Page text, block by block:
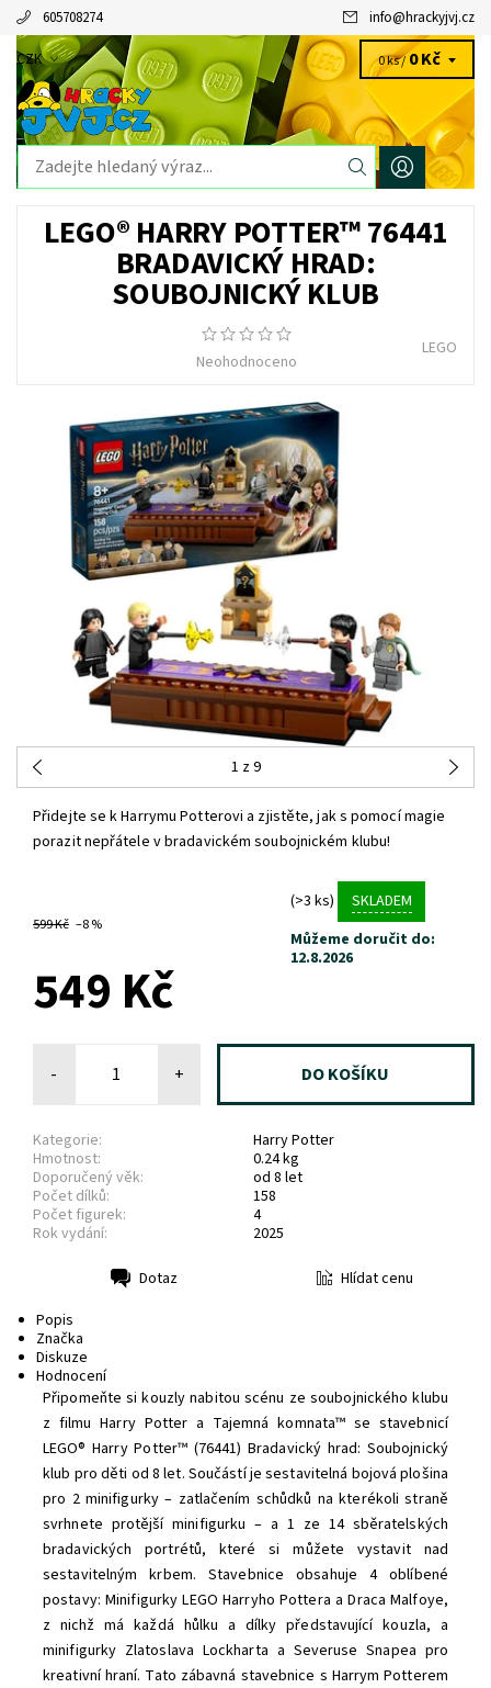
605708274 info@hrackyjvj.cz
CZK 0 ks /0 Kč
LEGO® HARRY POTTER™ 76441
BRADAVICKÝ HRAD:
SOUBOJNICKÝ KLUB
Neohodnoceno
LEGO
1 z 9
Přidejte se k Harrymu Potterovi a zjistěte, jak s pomocí magie
porazit nepřátele v bradavickém soubojnickém klubu!
599 Kč –8 %
(>3 ks)
SKLADEM
Můžeme doručit do:
12.8.2026
549 Kč
- +
Kategorie:
Harry Potter
Hmotnost:
0.24 kg
Doporučený věk:
od 8 let
Počet dílků:
158
Počet figurek:
4
Rok vydání:
2025
Dotaz
Hlídat cenu
Popis
Značka
Diskuze
Hodnocení
Připomeňte si kouzly nabitou scénu ze soubojnického klubu
z filmu Harry Potter a Tajemná komnata™ se stavebnicí
LEGO® Harry Potter™ (76441) Bradavický hrad: Soubojnický
klub pro děti od 8 let. Součástí je sestavitelná bojová plošina
pro 2 minifigurky – zatlačením schůdků na kterékoli straně
svrhnete protější minifigurku – a 1 ze 14 sběratelských
bradavických portrétů, které si můžete vystavit nad
sestavitelným krbem. Stavebnice obsahuje 4 oblíbené
postavy: Minifigurky LEGO Harryho Pottera a Draca Malfoye,
z nichž má každá hůlku a dílky představující kouzla, a
minifigurky Zlatoslava Lockharta a Severuse Snapea pro
kreativní hraní. Tato zábavná stavebnice s Harrym Potterem